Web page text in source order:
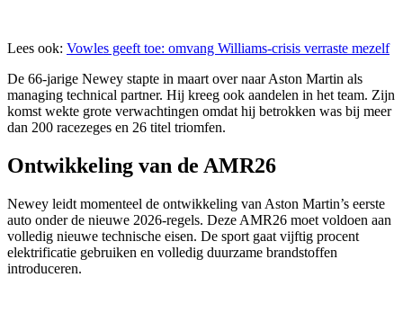
Lees ook: Vowles geeft toe: omvang Williams-crisis verraste mezelf
De 66-jarige Newey stapte in maart over naar Aston Martin als
managing technical partner. Hij kreeg ook aandelen in het team. Zijn
komst wekte grote verwachtingen omdat hij betrokken was bij meer
dan 200 racezeges en 26 titel triomfen.
Ontwikkeling van de AMR26
Newey leidt momenteel de ontwikkeling van Aston Martin’s eerste
auto onder de nieuwe 2026-regels. Deze AMR26 moet voldoen aan
volledig nieuwe technische eisen. De sport gaat vijftig procent
elektrificatie gebruiken en volledig duurzame brandstoffen
introduceren.